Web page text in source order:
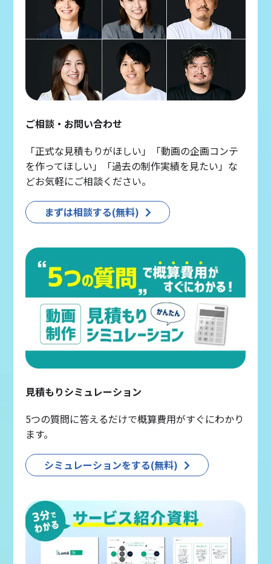
ご相談・お問い合わせ
「正式な見積もりがほしい」「動画の企画コンテ
を作ってほしい」「過去の制作実績を見たい」な
どお気軽にご相談ください。
まずは相談する(無料)
見積もりシミュレーション
5つの質問に答えるだけで概算費用がすぐにわかり
ます。
シミュレーションをする(無料)